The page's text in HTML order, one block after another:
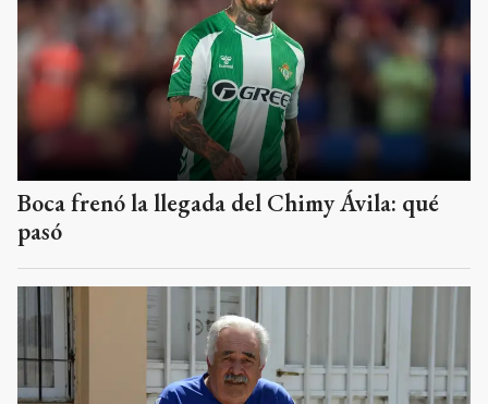
Boca frenó la llegada del Chimy Ávila: qué
pasó